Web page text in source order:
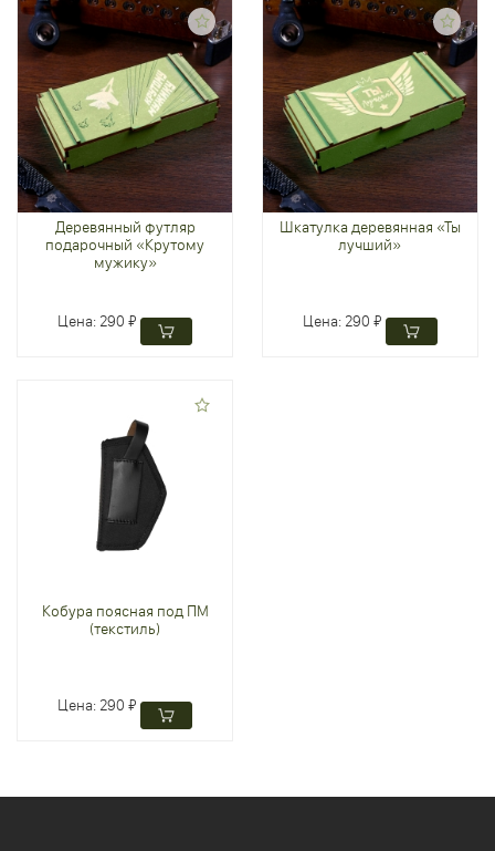
Деревянный футляр
подарочный «Крутому
мужику»
Цена: 290 ₽
Шкатулка деревянная «Ты
лучший»
Цена: 290 ₽
Кобура поясная под ПМ
(текстиль)
Цена: 290 ₽